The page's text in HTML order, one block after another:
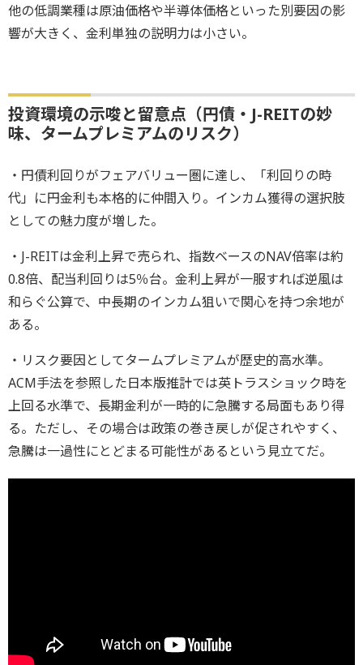
他の低調業種は原油価格や半導体価格といった別要因の影
響が大きく、金利単独の説明力は小さい。
投資環境の示唆と留意点（円債・J-REITの妙
味、タームプレミアムのリスク）
・円債利回りがフェアバリュー圏に達し、「利回りの時
代」に円金利も本格的に仲間入り。インカム獲得の選択肢
としての魅力度が増した。
・J-REITは金利上昇で売られ、指数ベースのNAV倍率は約
0.8倍、配当利回りは5％台。金利上昇が一服すれば逆風は
和らぐ公算で、中長期のインカム狙いで関心を持つ余地が
ある。
・リスク要因としてタームプレミアムが歴史的高水準。
ACM手法を参照した日本版推計では英トラスショック時を
上回る水準で、長期金利が一時的に急騰する局面もあり得
る。ただし、その場合は政策の巻き戻しが促されやすく、
急騰は一過性にとどまる可能性があるという見立てだ。